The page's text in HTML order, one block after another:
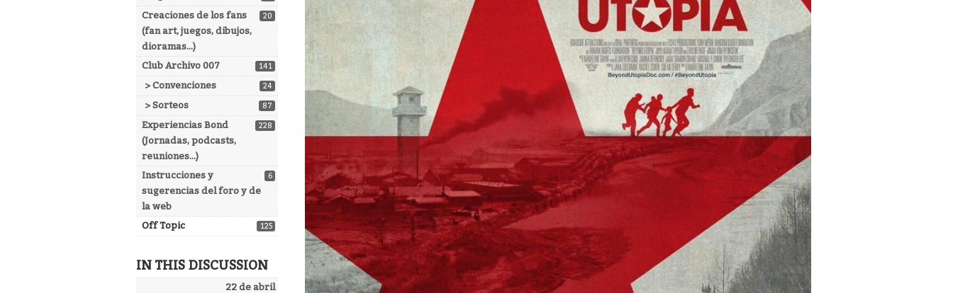
20
Creaciones de los fans
(fan art, juegos, dibujos,
dioramas...)
141
Club Archivo 007
24
> Convenciones
87
> Sorteos
228
Experiencias Bond
(Jornadas, podcasts,
reuniones...)
6
Instrucciones y
sugerencias del foro y de
la web
125
Off Topic
IN THIS DISCUSSION
22 de abril